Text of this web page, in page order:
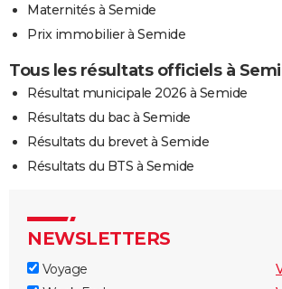
Maternités à Semide
Prix immobilier à Semide
Tous les résultats officiels à
Résultat municipale 2026 à Semide
Résultats du bac à Semide
Résultats du brevet à Semide
Résultats du BTS à Semide
NEWSLETTERS
Voyage